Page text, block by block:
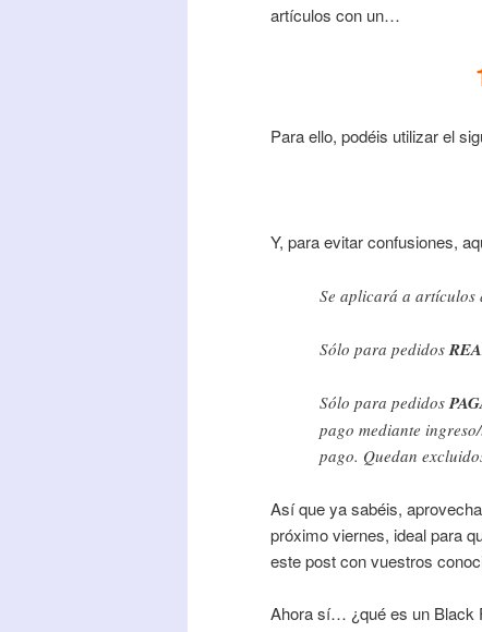
artículos con un…
Para ello, podéis utilizar el
Y, para evitar confusiones,
Se aplicará a artículos
Sólo para pedidos
Sólo para pedidos
pago mediante
pago. Quedan
Así que ya sabéis,
próximo viernes, ideal para
este post con vuestros
Ahora sí… ¿qué es un Black